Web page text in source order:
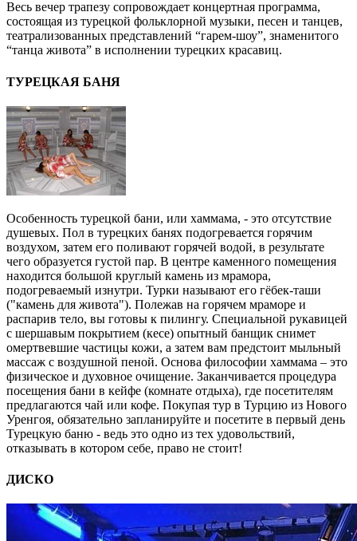
Весь вечер трапезу сопровождает концертная программа,
состоящая из турецкой фольклорной музыки, песен и танцев,
театрализованных представлений “гарем-шоу”, знаменитого
“танца живота” в исполнении турецких красавиц.
ТУРЕЦКАЯ БАНЯ
Особенность турецкой бани, или хаммама, - это отсутствие
душевых. Пол в турецких банях подогревается горячим
воздухом, затем его поливают горячей водой, в результате
чего образуется густой пар. В центре каменного помещения
находится большой круглый камень из мрамора,
подогреваемый изнутри. Турки называют его гёбек-таши
("камень для живота"). Полежав на горячем мраморе и
распарив тело, вы готовы к пилингу. Специальной рукавицей
с шершавым покрытием (кесе) опытный банщик снимет
омертвевшие частицы кожи, а затем вам предстоит мыльный
массаж с воздушной пеной. Основа философии хаммама – это
физическое и духовное очищение. Заканчивается процедура
посещения бани в кейфе (комнате отдыха), где посетителям
предлагаются чай или кофе. Покупая тур в Турцию из Нового
Уренгоя, обязательно запланируйте и посетите в первый день
Турецкую баню - ведь это одно из тех удовольствий,
отказывать в котором себе, право не стоит!
ДИСКО